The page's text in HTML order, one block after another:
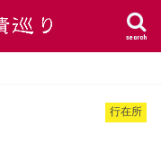
search
行在所